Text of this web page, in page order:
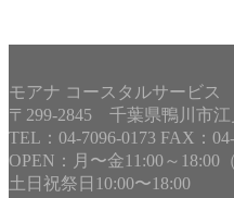
モアナ コースタルサービス
〒299-2845 千葉県鴨川市江
TEL：04-7096-0173 FAX：
OPEN：月〜金11:00～18:00
土日祝祭日10:00〜18:00